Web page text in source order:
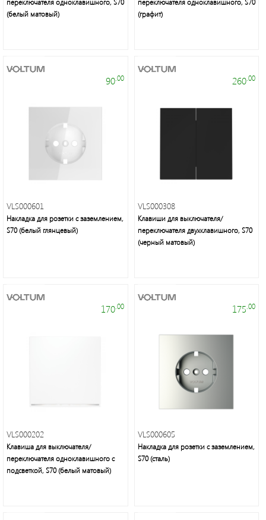
Торговые
лента
и
панели
(белый матовый)
(графит)
90.00
VLS000601
Накладка для розетки с заземлением,
S70 (белый глянцевый)
260.00
VLS000308
Клавиши для выключателя/
переключателя двухклавишного, S70
(черный матовый)
170.00
VLS000202
Клавиша для выключателя/
переключателя одноклавишного с
подсветкой, S70 (белый матовый)
175 .00
VLS000605
Накладка для розетки с заземлением,
S70 (сталь)